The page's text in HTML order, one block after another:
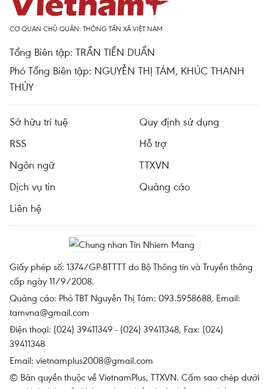
CƠ QUAN CHỦ QUẢN: THÔNG TẤN XÃ VIỆT NAM
Tổng Biên tập: TRẦN TIẾN DUẨN
Phó Tổng Biên tập: NGUYỄN THỊ TÁM, KHÚC THANH
THỦY
Sở hữu trí tuệ
Quy định sử dụng
RSS
Hỗ trợ
Ngôn ngữ
TTXVN
Dịch vụ tin
Quảng cáo
Liên hệ
Giấy phép số: 1374/GP-BTTTT do Bộ Thông tin và Truyền thông
cấp ngày 11/9/2008.
Quảng cáo: Phó TBT Nguyễn Thị Tám: 093.5958688, Email:
tamvna@gmail.com
Điện thoại: (024) 39411349 - (024) 39411348, Fax: (024)
39411348
Email: vietnamplus2008@gmail.com
© Bản quyền thuộc về VietnamPlus, TTXVN. Cấm sao chép dưới